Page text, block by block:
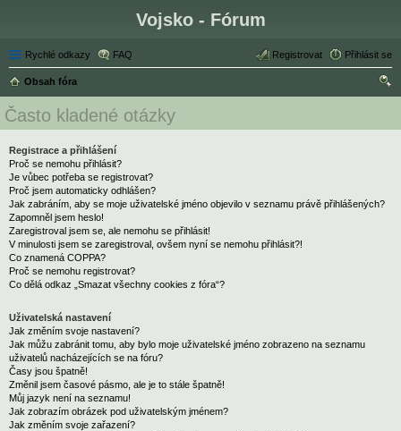
Vojsko - Fórum
Rychlé odkazy FAQ Přihlásit se
Registrovat
Obsah fóra
Často kladené otázky
Registrace a přihlášení
Proč se nemohu přihlásit?
Je vůbec potřeba se registrovat?
Proč jsem automaticky odhlášen?
Jak zabráním, aby se moje uživatelské jméno objevilo v seznamu právě přihlášených?
Zapomněl jsem heslo!
Zaregistroval jsem se, ale nemohu se přihlásit!
V minulosti jsem se zaregistroval, ovšem nyní se nemohu přihlásit?!
Co znamená COPPA?
Proč se nemohu registrovat?
Co dělá odkaz „Smazat všechny cookies z fóra“?
Uživatelská nastavení
Jak změním svoje nastavení?
Jak můžu zabránit tomu, aby bylo moje uživatelské jméno zobrazeno na seznamu
uživatelů nacházejících se na fóru?
Časy jsou špatně!
Změnil jsem časové pásmo, ale je to stále špatně!
Můj jazyk není na seznamu!
Jak zobrazím obrázek pod uživatelským jménem?
Jak změním svoje zařazení?